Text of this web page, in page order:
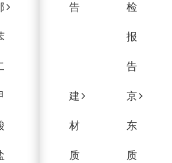
告 检
报
告
建
材
质
京
东
质